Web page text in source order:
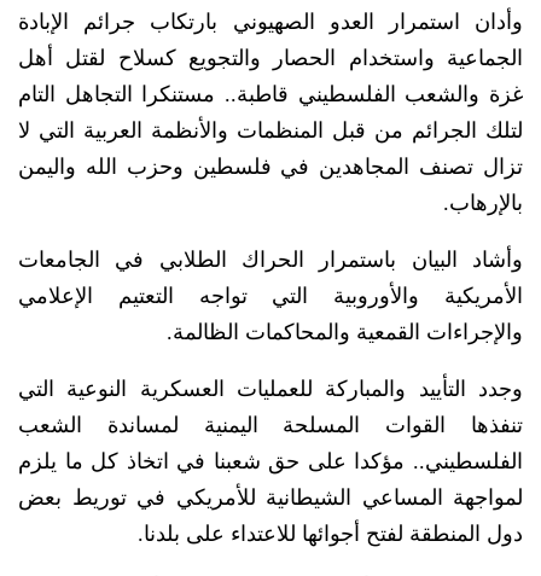
وأدان استمرار العدو الصهيوني بارتكاب جرائم الإبادة
الجماعية واستخدام الحصار والتجويع كسلاح لقتل أهل
غزة والشعب الفلسطيني قاطبة.. مستنكرا التجاهل التام
لتلك الجرائم من قبل المنظمات والأنظمة العربية التي لا
تزال تصنف المجاهدين في فلسطين وحزب الله واليمن
بالإرهاب.
وأشاد البيان باستمرار الحراك الطلابي في الجامعات
الأمريكية والأوروبية التي تواجه التعتيم الإعلامي
والإجراءات القمعية والمحاكمات الظالمة.
وجدد التأييد والمباركة للعمليات العسكرية النوعية التي
تنفذها القوات المسلحة اليمنية لمساندة الشعب
الفلسطيني.. مؤكدا على حق شعبنا في اتخاذ كل ما يلزم
لمواجهة المساعي الشيطانية للأمريكي في توريط بعض
دول المنطقة لفتح أجوائها للاعتداء على بلدنا.